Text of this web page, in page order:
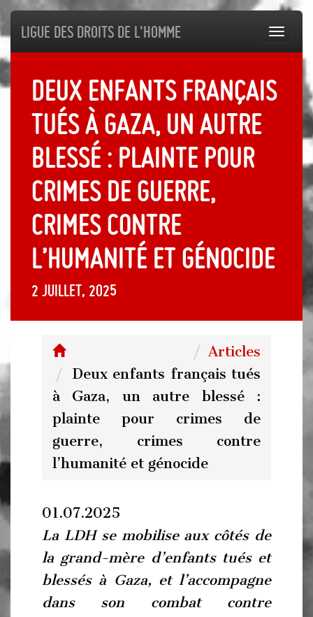
Ligue des droits de l'Homme
Deux enfants français
tués à Gaza, un autre
blessé : plainte pour
crimes de guerre,
crimes contre
l’humanité et génocide
2 juillet, 2025
Articles
Deux enfants français tués
à Gaza, un autre blessé :
plainte pour crimes de
guerre, crimes contre
l’humanité et génocide
01.07.2025
La LDH se mobilise aux côtés de
la grand-mère d’enfants tués et
blessés à Gaza, et l’accompagne
dans son combat contre